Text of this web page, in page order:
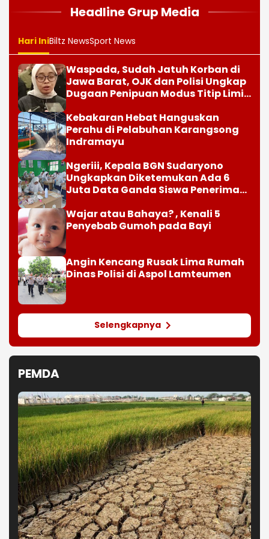
Headline Grup Media
Hari IniBiltz NewsSport News
Waspada, Sudah Jatuh Korban di
Jawa Barat, OJK dan Polisi Ungkap
Dugaan Penipuan Modus Titip Limit
Kebakaran Hebat Hanguskan
Perahu di Pelabuhan Karangsong
Indramayu
Ngeriii, Kepala BGN Sudaryono
Ungkapkan Diketemukan Ada 6
Juta Data Ganda Siswa Penerima
Wajar atau Bahaya? , Kenali 5
Penyebab Gumoh pada Bayi
Angin Kencang Rusak Lima Rumah
Dinas Polisi di Aspol Lamteumen
Selengkapnya
PEMDA